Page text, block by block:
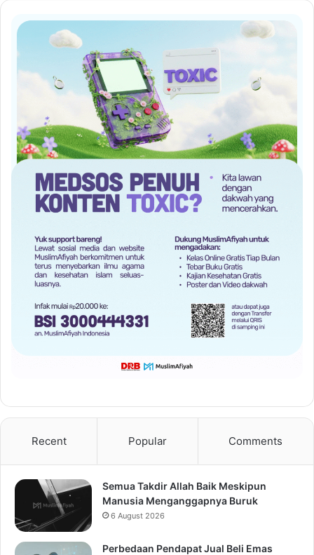
Recent Popular Comments
Semua Takdir Allah Baik Meskipun
Manusia Menganggapnya Buruk
6 August 2026
Perbedaan Pendapat Jual Beli Emas